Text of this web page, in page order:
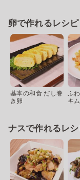
卵で作れるレシピ
基本の和食 だし巻
き卵
ふ
キ
ナスで作れるレ